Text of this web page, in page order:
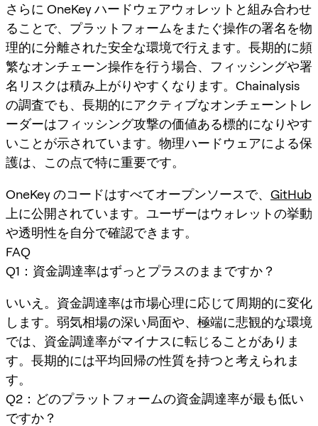
さらに OneKey ハードウェアウォレットと組み合わせ
ることで、プラットフォームをまたぐ操作の署名を物
理的に分離された安全な環境で行えます。長期的に頻
繁なオンチェーン操作を行う場合、フィッシングや署
名リスクは積み上がりやすくなります。Chainalysis
の調査でも、長期的にアクティブなオンチェーントレ
ーダーはフィッシング攻撃の価値ある標的になりやす
いことが示されています。物理ハードウェアによる保
護は、この点で特に重要です。
OneKey のコードはすべてオープンソースで、 GitHub
上に公開されています。ユーザーはウォレットの挙動
や透明性を自分で確認できます。
FAQ
Q1：資金調達率はずっとプラスのままですか？
いいえ。資金調達率は市場心理に応じて周期的に変化
します。弱気相場の深い局面や、極端に悲観的な環境
では、資金調達率がマイナスに転じることがありま
す。長期的には平均回帰の性質を持つと考えられま
す。
Q2：どのプラットフォームの資金調達率が最も低い
ですか？